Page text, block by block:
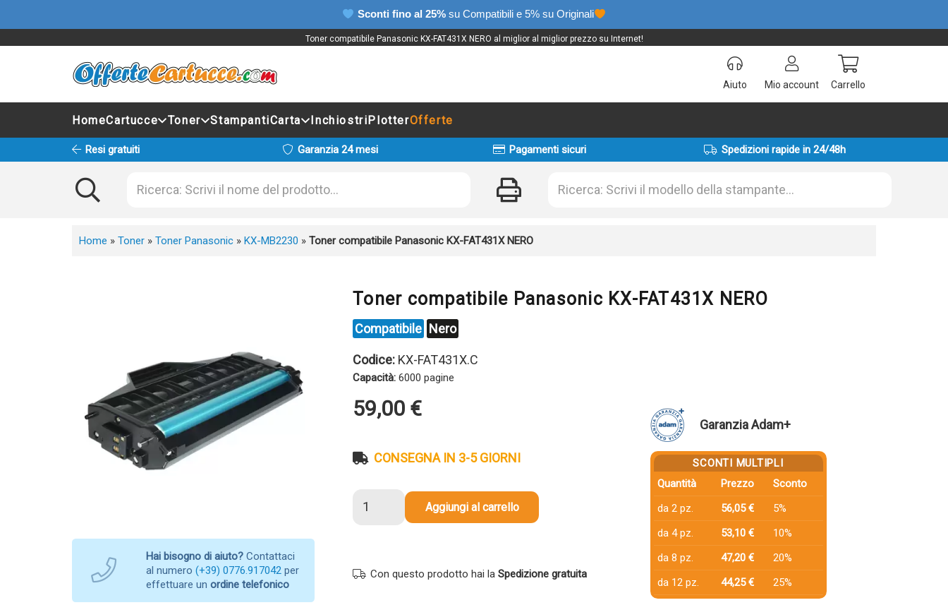
Sconti fino al 25% su Compatibili e 5% su Originali
Toner compatibile Panasonic KX-FAT431X NERO al miglior al miglior prezzo su Internet!
Aiuto Mio account Carrello
HomeCartucce Toner StampantiCarta InchiostriPlotterOfferte
Resi gratuiti Garanzia 24 mesi Pagamenti sicuri Spedizioni rapide in 24/48h
Home » Toner » Toner Panasonic » KX-MB2230 » Toner compatibile Panasonic KX-FAT431X NERO
Hai bisogno di aiuto? Contattaci
al numero (+39) 0776.917042 per
effettuare un ordine telefonico
Toner compatibile Panasonic KX-FAT431X NERO
Compatibile Nero
Codice: KX-FAT431X.C
Capacità: 6000 pagine
59,00 €
CONSEGNA IN 3-5 GIORNI
compatibile
NERO
Aggiungi al carrello
Con questo prodotto hai la Spedizione gratuita
Garanzia Adam+
SCONTI MULTIPLI
Quantità
Prezzo
Sconto
da 2 pz.
56,05 €
5%
da 4 pz.
53,10 €
10%
da 8 pz.
47,20 €
20%
da 12 pz.
44,25 € 25%